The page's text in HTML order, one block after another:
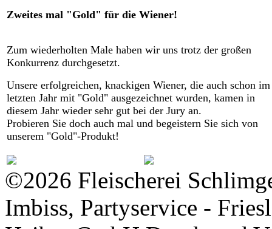
Zweites mal "Gold" für die Wiener!
Zum wiederholten Male haben wir uns trotz der großen
Konkurrenz durchgesetzt.
Unsere erfolgreichen, knackigen Wiener, die auch schon im
letzten Jahr mit "Gold" ausgezeichnet wurden, kamen in
diesem Jahr wieder sehr gut bei der Jury an.
Probieren Sie doch auch mal und begeistern Sie sich von
unserem "Gold"-Produkt!
©2026 Fleischerei
Imbiss, Partyservice -